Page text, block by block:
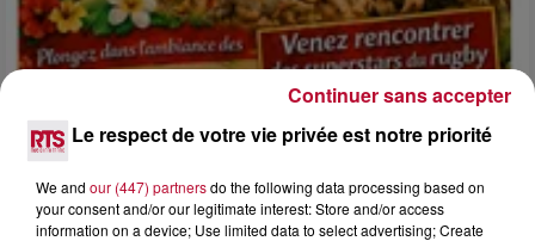
4 août 2026
FÊTE DE LA POLYNÉSIE À VILLEVEYRAC
Le respect de votre vie privée est notre priorité
We and our (447) partnersdo the following data processing based on
your consent and/or our legitimate interest: Store and/or access
information on a device; Use limited data to select advertising; Create
Continuer sans accepter